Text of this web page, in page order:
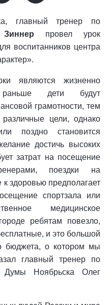
главный тренер по
провел урок
воспитанников центра
являются жизненно
дети будут
грамотности, тем
цели, однако
поздно становится
достичь высоких
затрат на посещение
поездки на
здоровью предполагает
спортзала или
медицинское
ребятам повезло,
и это большой
бюджета, о котором мы
главный тренер по
Думы Ноябрьска Олег